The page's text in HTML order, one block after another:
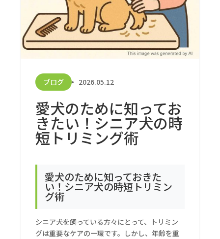
ブログ 2026.05.12
愛犬のために知ってお
きたい！シニア犬の時
短トリミング術
愛犬のために知っておきた
い！シニア犬の時短トリミン
グ術
シニア犬を飼っている方々にとって、トリミン
グは重要なケアの一環です。しかし、年齢を重